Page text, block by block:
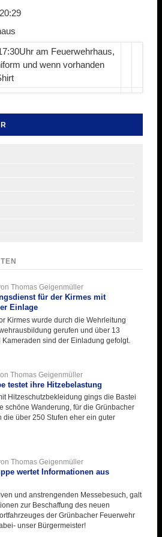
am Feuerwehrhaus,
und wenn vorhanden
Thomas Geigenmüller
für der Kirmes mit
Einlage
Kirmes wurde durch die Wehrleitung
gerufen und über 13
sind der Einladung gefolgt.
Thomas Geigenmüller
testet ihre Hitzebelastung
Hitzeschutzbekleidung gings die Bastei
schöne Wanderung, für die Grünbacher
die über 250 Stufen eher ein guter
Thomas Geigenmüller
wertet Informationen aus
und anstrengenden Messebesuch, galt
zur Beschaffung des neuen
der Grünbacher Feuerwehr
unser Bürgermeister!